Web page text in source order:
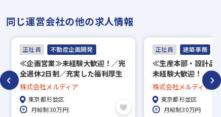
面接（オンライン面接可）
▼
内定
※入社時期は相談に応じます。
※現在、在職中の方も積極的にご応募くださ
い。応募の秘密は厳守いたします。
同じ運営会社の他の求人情報
正社員 不動産企画開発
≪企画営業≫未経験大歓迎！／完
全週休2日制／充実した福利厚生
あり
株式会社メルディア
東京都杉並区
月給制30万円
正社員 建築事務
≪生産本部・設計品
未経験大歓迎！／完
／充実した福利厚生
須
株式会社メルディア
東京都杉並区
月給制30万円